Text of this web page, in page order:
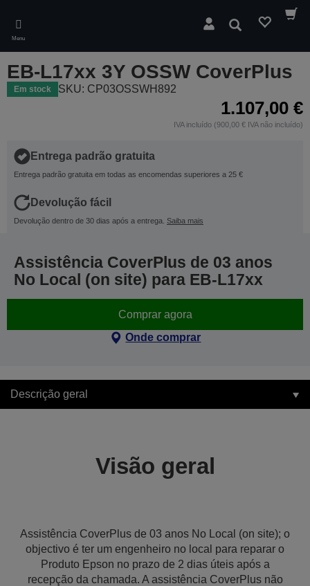
main
content
Menu
Pesquisar
EB-L17xx 3Y OSSW CoverPlus
Em stock SKU: CP03OSSWH892
1.107,00 €
IVA incluído (900,00 € IVA não incluído)
Entrega padrão gratuita
Entrega padrão gratuita em todas as encomendas superiores a 25 €
Devolução fácil
Devolução dentro de 30 dias após a entrega. Saiba mais
Assistência CoverPlus de 03 anos
No Local (on site) para EB-L17xx
Comprar agora
Onde comprar
Descrição geral
Visão geral
Assistência CoverPlus de 03 anos No Local (on site); o
objectivo é ter um engenheiro no local para reparar o
Produto Epson no prazo de 2 dias úteis após a
recepção da chamada. A assistência CoverPlus não